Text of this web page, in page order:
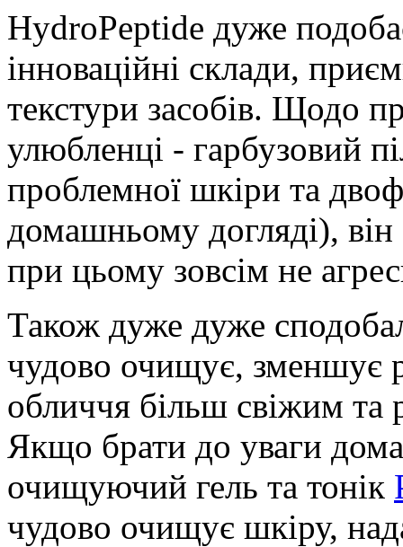
HydroPeptide дуже
інноваційні склади,
текстури засобів. Щодо
улюбленці - гарбузовий
проблемної шкіри та
домашньому догляді), він
при цьому зовсім не
Також дуже дуже
чудово очищує, зменшує
обличчя більш свіжим та
Якщо брати до уваги
очищуючий гель та тонік
чудово очищує шкіру,